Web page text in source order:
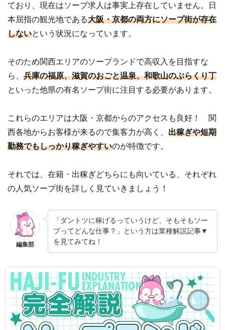
ており、現在はソープ求人は事実上存在していません。日
本屈指の観光地である大阪・京都の両方にソープ街が存在
しないという状況になっています。
そのため関西エリアのソープランドで高収入を目指すな
ら、 兵庫の福原、滋賀のおごと温泉、和歌山のぶらくり丁
といった他県の有名ソープ街に注目する必要があります。
これらのエリアは大阪・京都からのアクセスも良好！ 関
西各地からお客様が来るので集客力が高く、 出稼ぎや短期
勤務でもしっかり稼ぎやすいのが特徴です。
それでは、在籍・出稼ぎどちらにも向いている、それぞれ
の人気ソープ街を詳しく見ていきましょう！
編集部
「ダントツに稼げるっていうけど、そもそもソー
プってどんな仕事？」という方は業種解説記事▼
を見てみてね！